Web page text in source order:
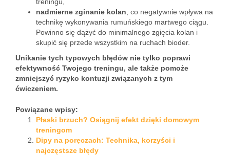
nadmierne zginanie kolan , co negatywnie wpływa na
technikę wykonywania rumuńskiego martwego ciągu.
Powinno się dążyć do minimalnego zgięcia kolan i
skupić się przede wszystkim na ruchach bioder.
Unikanie tych typowych błędów nie tylko poprawi
efektywność Twojego treningu, ale także pomoże
zmniejszyć ryzyko kontuzji związanych z tym
ćwiczeniem.
Powiązane wpisy:
Płaski brzuch? Osiągnij efekt dzięki domowym
treningom
Dipy na poręczach: Technika, korzyści i
najczęstsze błędy